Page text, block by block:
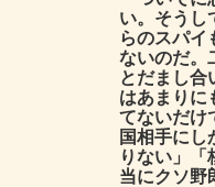
い。そうし
らのスパイ
ないのだ。
とだまし合
はあまりに
てないだけ
国相手に
りない」
当にクソ野